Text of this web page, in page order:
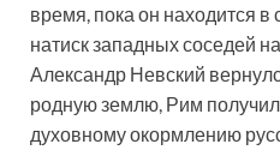
время, пока он находится в
натиск западных соседей
Александр Невский
родную землю, Рим получил
духовному окормлению